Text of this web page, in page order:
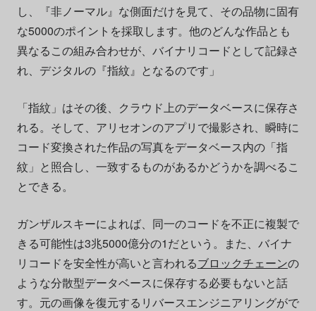
し、『非ノーマル』な側面だけを見て、その品物に固有
な5000のポイントを採取します。他のどんな作品とも
異なるこの組み合わせが、バイナリコードとして記録さ
れ、デジタルの『指紋』となるのです」
「指紋」はその後、クラウド上のデータベースに保存さ
れる。そして、アリセオンのアプリで撮影され、瞬時に
コード変換された作品の写真をデータベース内の「指
紋」と照合し、一致するものがあるかどうかを調べるこ
とできる。
ガンザルスキーによれば、同一のコードを不正に複製で
きる可能性は3兆5000億分の1だという。また、バイナ
リコードを安全性が高いと言われるブロックチェーンの
ような分散型データベースに保存する必要もないと話
す。元の画像を復元するリバースエンジニアリングがで